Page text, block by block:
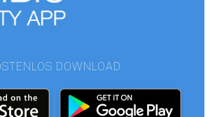
DOWNLOAD